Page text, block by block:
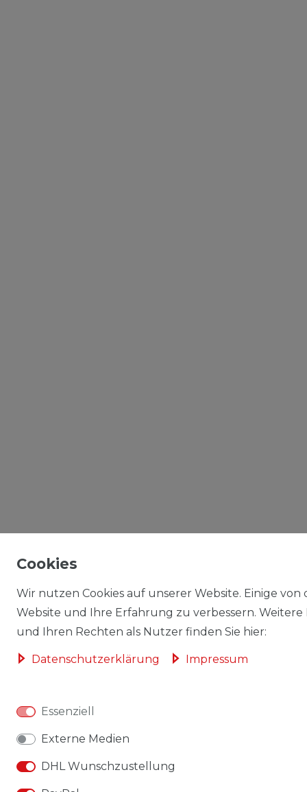
Cookies
Wir nutzen Cookies auf unserer Website. Einige
Website und Ihre Erfahrung zu verbessern.
und Ihren Rechten als Nutzer finden Sie hier:
Daten­schutz­erklärung Impressum
Essenziell
Externe Medien
DHL Wunschzustellung